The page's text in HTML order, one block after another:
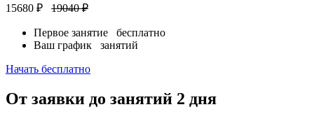
15680 ₽
19040 ₽
Первое занятие бесплатно
Ваш график занятий
Начать бесплатно
От заявки до занятий 2 дня